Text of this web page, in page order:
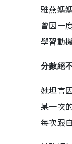
雅燕媽
曾因一
學習動
分數絕
她坦言
某一次
每次跟